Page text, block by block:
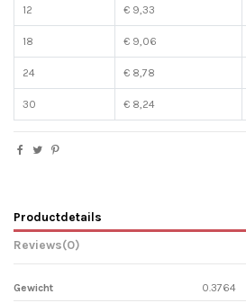
12 € 9,33
18 € 9,06
24 € 8,78
30 € 8,24
Productdetails
Reviews(0)
Gewicht 0.3764